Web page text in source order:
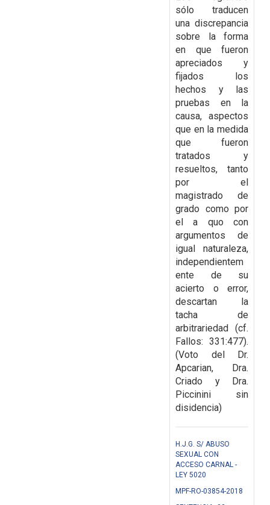
sólo traducen
una discrepancia
sobre la forma
en que fueron
apreciados y
fijados los
hechos y las
pruebas en la
causa, aspectos
que en la medida
que fueron
tratados y
resueltos, tanto
por el
magistrado de
grado como por
el a quo con
argumentos de
igual naturaleza,
independientem
ente de su
acierto o error,
descartan la
tacha de
arbitrariedad (cf.
Fallos: 331:477).
(Voto del Dr.
Apcarian, Dra.
Criado y Dra.
Piccinini sin
disidencia)
H.J.G. S/ ABUSO
SEXUAL CON
ACCESO CARNAL -
LEY 5020
MPF-RO-03854-2018